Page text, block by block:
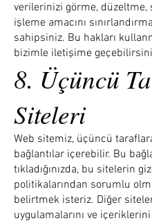
verilerinizi görme, düzeltme,
işleme amacını
sahipsiniz. Bu hakları
bizimle iletişime
8. Üçüncü
Siteleri
Web sitemiz, üçüncü
bağlantılar içerebilir. Bu
tıkladığınızda, bu sitelerin
politikalarından sorumlu
belirtmek isteriz. Diğer
uygulamalarını ve